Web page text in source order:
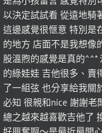
以決定試試看 從遠地騎
這邊感覺很愜意 特別是
的地方 店面不是我想像
股溫煦的感覺是真的^^*
的綠娃娃 吉他很多、賣
了一組弦 也分享給我關
必知 很親和nice 謝謝老
總之越來越喜歡吉他了